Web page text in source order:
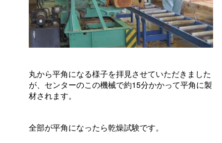
丸から平角になる様子を拝見させていただきました
が、センターのこの機械で約15分かかって平角に製
材されます。
全部が平角になったら乾燥試験です。